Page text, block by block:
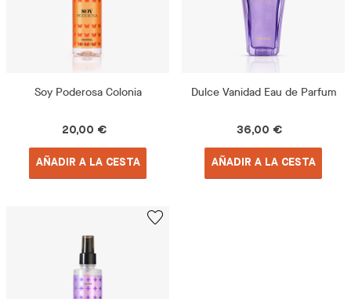
Soy Poderosa Colonia
20,00 €
AÑADIR A LA CESTA
Dulce Vanidad Eau de Parfum
36,00 €
AÑADIR A LA CESTA